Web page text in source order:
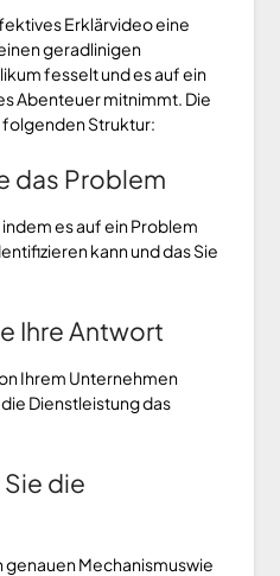
Erklärvideo eine
geradlinigen
fesselt und es auf ein
Abenteuer mitnimmt. Die
Struktur:
das Problem
es auf ein Problem
kann und das Sie
Ihre Antwort
Ihrem Unternehmen
Dienstleistung das
die
Mechanismuswie